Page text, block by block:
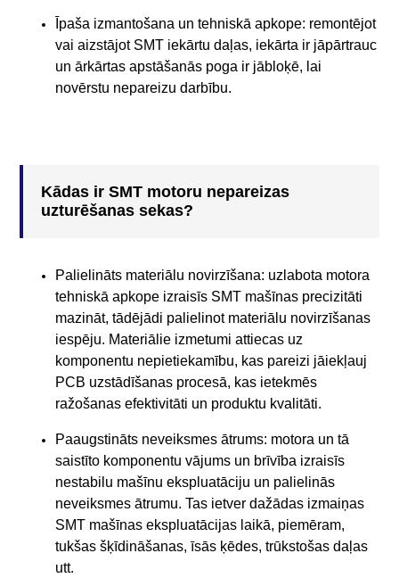
Īpaša izmantošana un tehniskā apkope: remontējot
vai aizstājot SMT iekārtu daļas, iekārta ir jāpārtrauc
un ārkārtas apstāšanās poga ir jābloķē, lai
novērstu nepareizu darbību.
Kādas ir SMT motoru nepareizas
uzturēšanas sekas?
Palielināts materiālu novirzīšana: uzlabota motora
tehniskā apkope izraisīs SMT mašīnas precizitāti
mazināt, tādējādi palielinot materiālu novirzīšanas
iespēju. Materiālie izmetumi attiecas uz
komponentu nepietiekamību, kas pareizi jāiekļauj
PCB uzstādīšanas procesā, kas ietekmēs
ražošanas efektivitāti un produktu kvalitāti.
Paaugstināts neveiksmes ātrums: motora un tā
saistīto komponentu vājums un brīvība izraisīs
nestabilu mašīnu ekspluatāciju un palielinās
neveiksmes ātrumu. Tas ietver dažādas izmaiņas
SMT mašīnas ekspluatācijas laikā, piemēram,
tukšas šķīdināšanas, īsās ķēdes, trūkstošas daļas
utt.